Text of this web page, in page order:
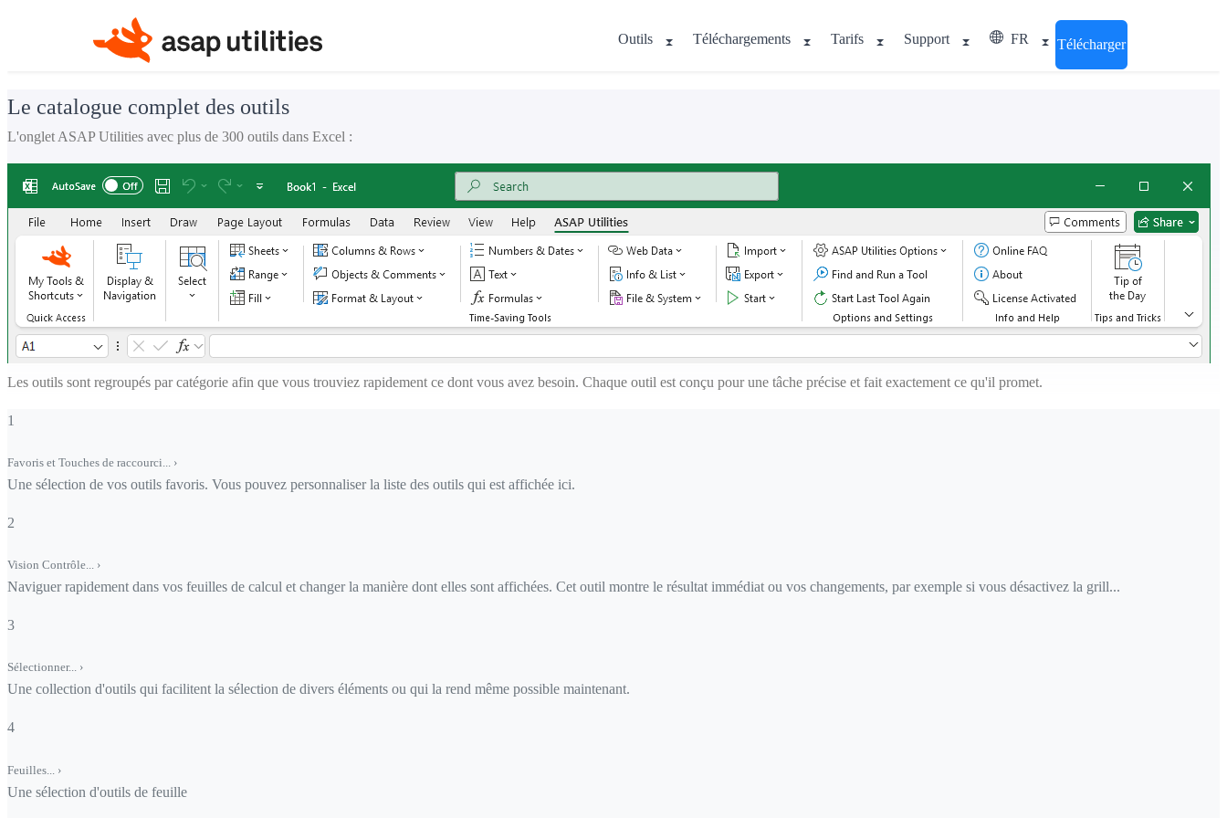
Outils Téléchargements Tarifs Support FR Télécharger
Le catalogue complet des outils
L'onglet ASAP Utilities avec plus de 300 outils dans Excel :
Les outils sont regroupés par catégorie afin que vous trouviez rapidement ce dont vous avez besoin. Chaque outil est conçu pour une tâche précise et fait exactement ce qu'il promet.
1
Favoris et Touches de raccourci... ›
Une sélection de vos outils favoris. Vous pouvez personnaliser la liste des outils qui est affichée ici.
2
Vision Contrôle... ›
Naviguer rapidement dans vos feuilles de calcul et changer la manière dont elles sont affichées. Cet outil montre le résultat immédiat ou vos changements, par exemple si vous désactivez la grill...
3
Sélectionner... ›
Une collection d'outils qui facilitent la sélection de divers éléments ou qui la rend même possible maintenant.
4
Feuilles... ›
Une sélection d'outils de feuille